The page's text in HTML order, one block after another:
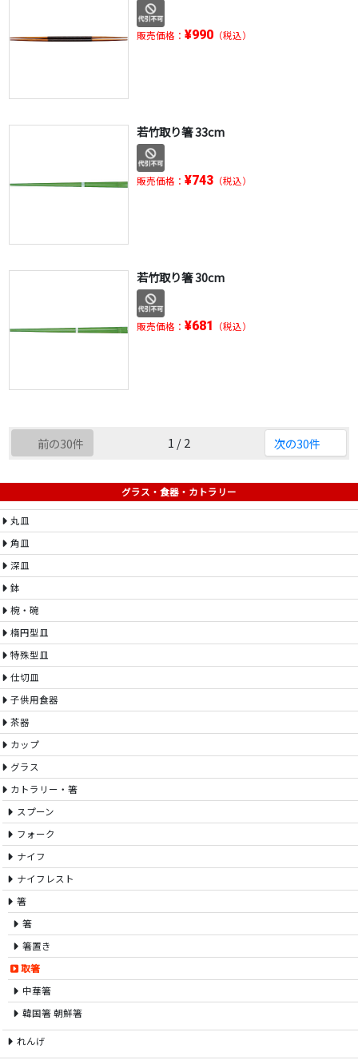
販売価格： ¥990（税込）
若竹取り箸 33cm
販売価格： ¥743（税込）
若竹取り箸 30cm
販売価格： ¥681 （税込）
前の30件 1 / 2 次の30件
グラス・食器・カトラリー
丸皿
角皿
深皿
鉢
椀・碗
楕円型皿
特殊型皿
仕切皿
子供用食器
茶器
カップ
グラス
カトラリー・箸
スプーン
フォーク
ナイフ
ナイフレスト
箸
箸
箸置き
取箸
中華箸
韓国箸 朝鮮箸
れんげ